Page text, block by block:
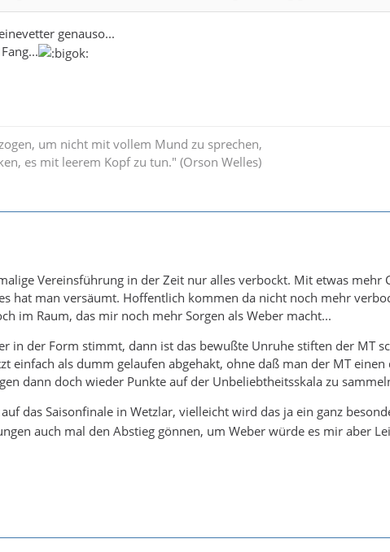
genauso...
um nicht mit vollem Mund zu sprechen,
es mit leerem Kopf zu tun." (Orson Welles)
Vereinsführung in der Zeit nur alles verbockt. Mit etwas mehr
hat man versäumt. Hoffentlich kommen da nicht noch mehr
im Raum, das mir noch mehr Sorgen als Weber macht...
in der Form stimmt, dann ist das bewußte Unruhe stiften der MT
einfach als dumm gelaufen abgehakt, ohne daß man der MT
dann doch wieder Punkte auf der Unbeliebtheitsskala zu
das Saisonfinale in Wetzlar, vielleicht wird das ja ein ganz
auch mal den Abstieg gönnen, um Weber würde es mir aber